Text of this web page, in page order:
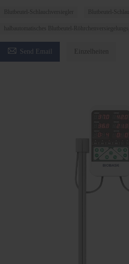
Blutbeutel-Schlauchversiegler Blutbeutel-
halbautomatisches Blutbeutel-
 Send Email Einzelheiten